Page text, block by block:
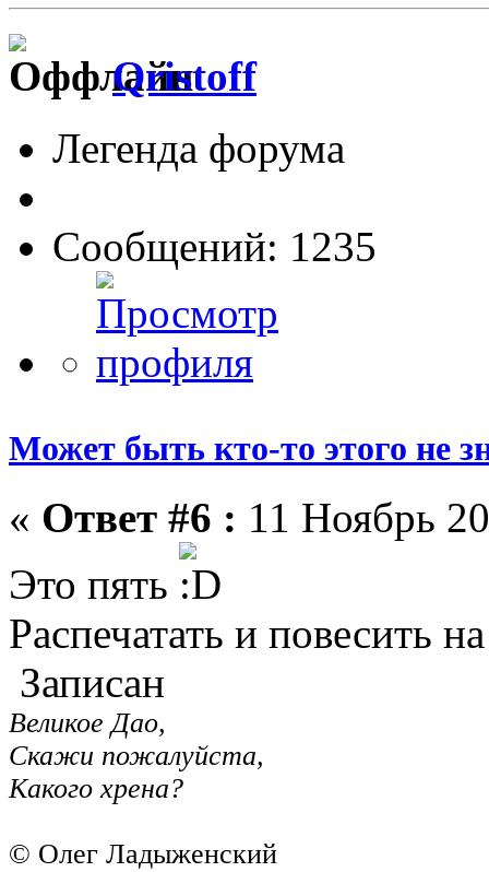
Qristoff
Легенда форума
Сообщений: 1235
Может быть кто-то этого не
« Ответ #6 : 11 Ноябрь
Это пять
Распечатать и повесить
Записан
Великое Дао,
Скажи пожалуйста,
Какого хрена?
© Олег Ладыженский